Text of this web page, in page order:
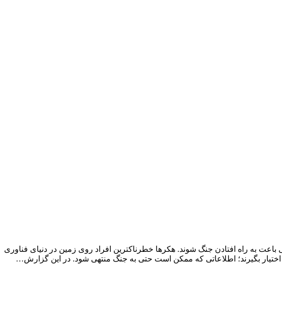
حتی باعت به راه افتادن جنگ شوند. هکرها خطرناکترین افراد روی زمین در دنیای فناوری
اختیار بگیرند؛ اطلاعاتی که ممکن است حتی به جنگ منتهی شود. در این گزارش…